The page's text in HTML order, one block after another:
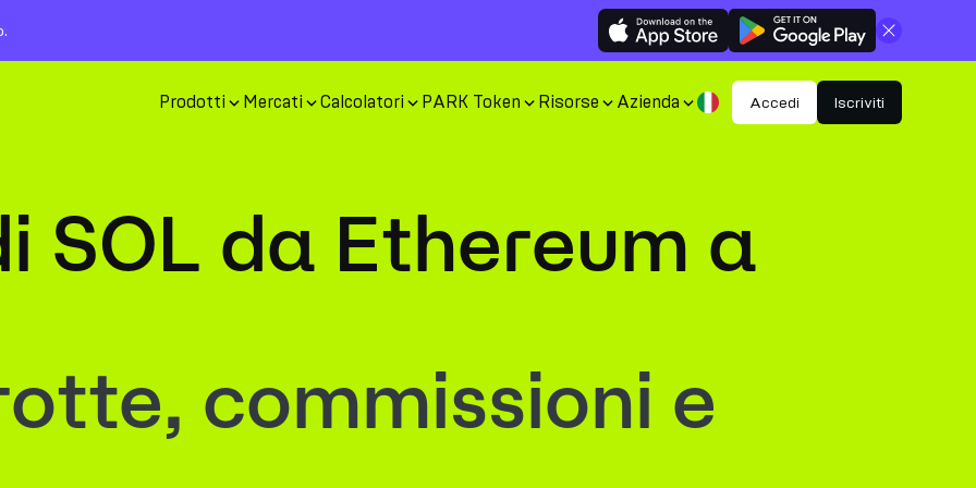
Chiudi
Prodotti Mercati Calcolatori PARK Token Risorse Azienda Accedi Iscriviti
SOL da Ethereum a
commissioni e